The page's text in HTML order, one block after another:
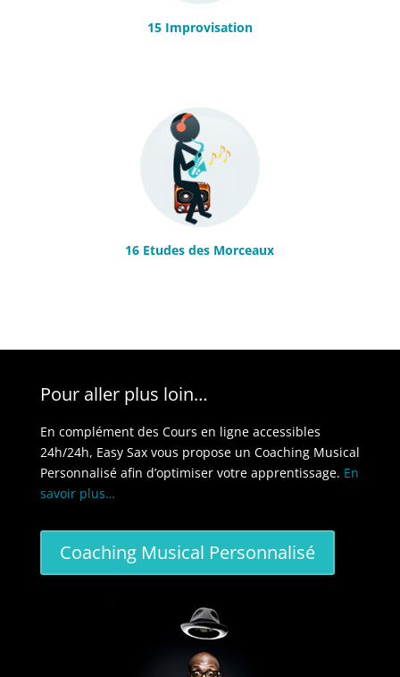
15 Improvisation
16 Etudes des Morceaux
Pour aller plus loin…
En complément des Cours en ligne accessibles
24h/24h, Easy Sax vous propose un Coaching Musical
Personnalisé afin d’optimiser votre apprentissage. En
savoir plus…
Coaching Musical Personnalisé